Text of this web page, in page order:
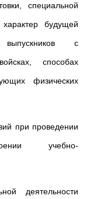
специальной
будущей
выпускников с
способах
физических
при проведении
учебно-
деятельности